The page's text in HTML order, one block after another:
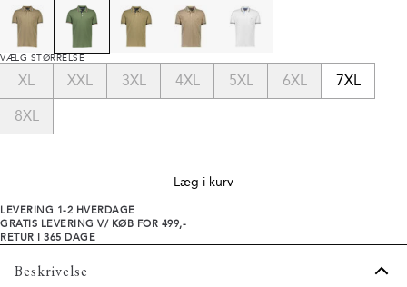
VÆLG STØRRELSE
XL XXL 3XL 4XL 5XL 6XL 7XL
8XL
Læg i kurv
LEVERING 1-2 HVERDAGE
GRATIS LEVERING V/ KØB FOR 499,-
RETUR I 365 DAGE
Beskrivelse